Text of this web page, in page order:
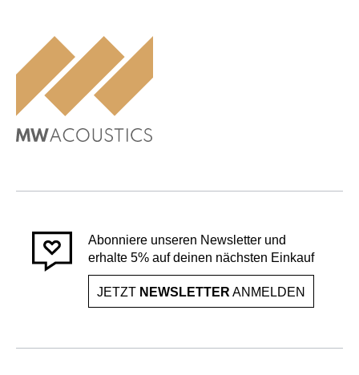
Abonniere unseren Newsletter und
erhalte 5% auf deinen nächsten Einkauf
JETZT NEWSLETTER ANMELDEN